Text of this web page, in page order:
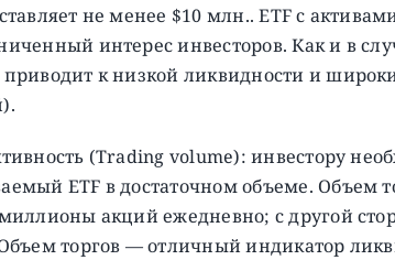
не менее $10 млн.. ETF с
интерес инвесторов. Как и в
приводит к низкой ликвидности и
(Trading volume): инвестору
ETF в достаточном объеме. Объем
миллионы акций ежедневно; с другой
торгов — отличный индикатор